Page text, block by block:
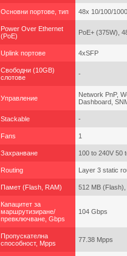
Основни портове, тип 48x 10/100/
Power Over Ethernet
(PoE)
PoE+ (375W),
Uplink портове 4xSFP
Свободни (10GB)
слотове
-
Управление
Network PnP,
Dashboard,
Stackable -
Fans 1
Захранване 100 to 240V 50
Routing Layer 3 static
Памет (Flash, RAM) 512 MB
Капацитет за
маршрутизиране/
превключване, Gbps
104 Gbps
Пропускателна
способност, Mpps
77.38 Mpps